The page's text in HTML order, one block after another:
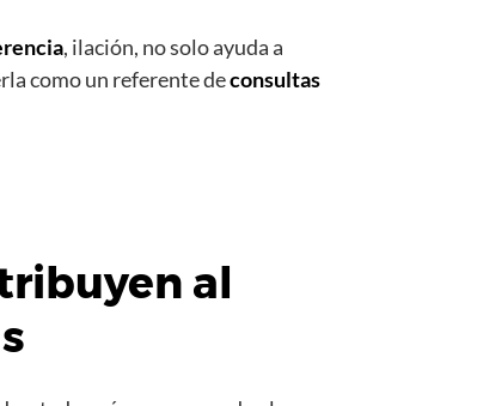
, ilación, no solo ayuda a
como un referente deconsultas
al